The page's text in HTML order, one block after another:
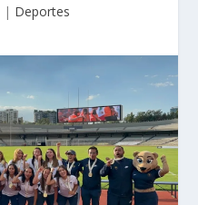
| Deportes